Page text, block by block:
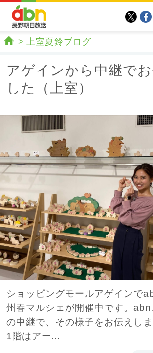
上室夏鈴ブログ
アゲインから中継で
した（上室）
ショッピングモールアゲインで
州春マルシェが開催中です。
の中継で、その様子をお伝えし
1階はアー...